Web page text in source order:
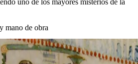
uno de los mayores misterios de la
mano de obra